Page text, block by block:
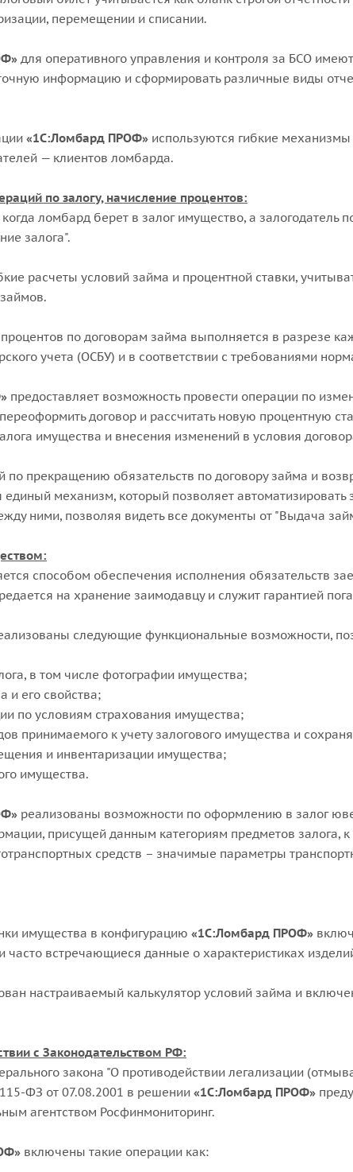
перемещении и списании.
для оперативного управления и контроля за БСО
информацию и сформировать различные виды
«1С:Ломбард ПРОФ» используются гибкие
— клиентов ломбарда.
по залогу, начисление процентов:
ломбард берет в залог имущество, а залогодатель
залога".
расчеты условий займа и процентной ставки,
по договорам займа выполняется в разрезе
учета (ОСБУ) и в соответствии с требованиями
предоставляет возможность провести операции по
договор и рассчитать новую процентную
имущества и внесения изменений в условия
прекращению обязательств по договору займа и
единый механизм, который позволяет
ними, позволяя видеть все документы от "Выдача
способом обеспечения исполнения обязательств
на хранение заимодавцу и служит гарантией
следующие функциональные возможности,
в том числе фотографии имущества;
и его свойства;
по условиям страхования имущества;
принимаемого к учету залогового имущества и
и инвентаризации имущества;
имущества.
реализованы возможности по оформлению в залог
присущей данным категориям предметов
средств – значимые параметры
имущества в конфигурацию «1С:Ломбард ПРОФ»
встречающиеся данные о характеристиках
настраиваемый калькулятор условий займа и
с Законодательством РФ:
закона "О противодействии легализации
ФЗ от 07.08.2001 в решении «1С:Ломбард ПРОФ»
агентством Росфинмониторинг.
включены такие операции как: